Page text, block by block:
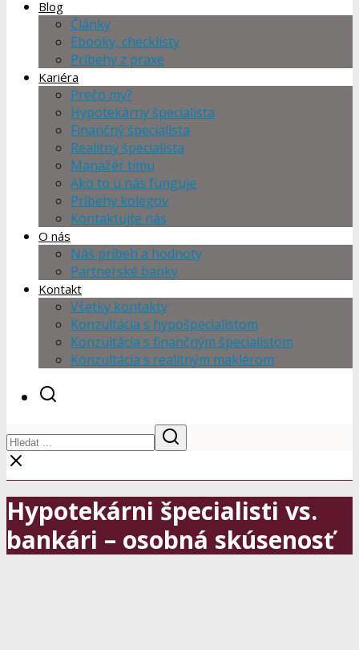
Blog
Články
Ebooky, checklisty
Príbehy z praxe
Kariéra
Prečo my?
Hypotekárny špecialista
Finančný špecialista
Realitný špecialista
Manažér tímu
Ako to u nás funguje
Príbehy kolegov
Kontaktujte nás
O nás
Náš príbeh a hodnoty
Partnerské banky
Kontakt
Všetky kontakty
Konzultácia s hypošpecialistom
Konzultácia s finančným špecialistom
Konzultácia s realitným maklérom
Hypotekárni špecialisti vs.
bankári – osobná skúsenosť